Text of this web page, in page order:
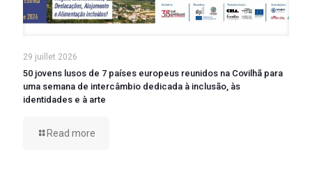
29 juillet 2026
50 jovens lusos de 7 países europeus reunidos na Covilhã para
uma semana de intercâmbio dedicada à inclusão, às
identidades e à arte
Read more